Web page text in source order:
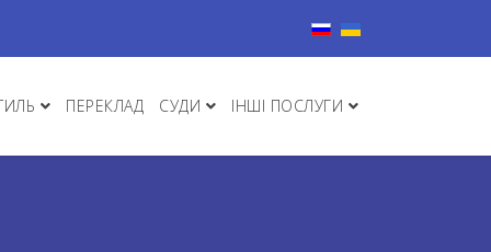
Виберіть свою мову
ПЕРЕКЛАД СУДИ ІНШІ ПОСЛУГИ